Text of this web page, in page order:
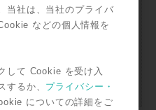
くはSymohny Optionユ
for Media Composer
しくはNewsCutter Option
当社は、当社のプライバ
などの個人情報を
して Cookie を受け入
するか、 プライバシー・
についての詳細をご